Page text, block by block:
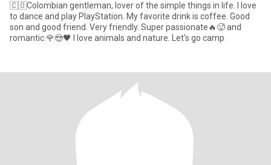
🇨🇴Colombian gentleman, lover of the simple things in life. I love
to dance and play PlayStation. My favorite drink is coffee. Good
son and good friend. Very friendly. Super passionate🔥🥵 and
romantic.🌹😍🖤 I love animals and nature. Let's go camp